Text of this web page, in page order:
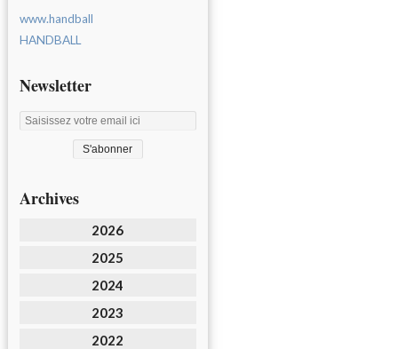
www.handball
HANDBALL
Newsletter
Archives
2026
2025
2024
2023
2022